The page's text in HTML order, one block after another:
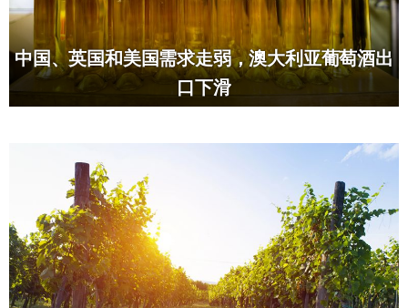
中国、英国和美国需求走弱，澳大利亚葡萄酒出
口下滑